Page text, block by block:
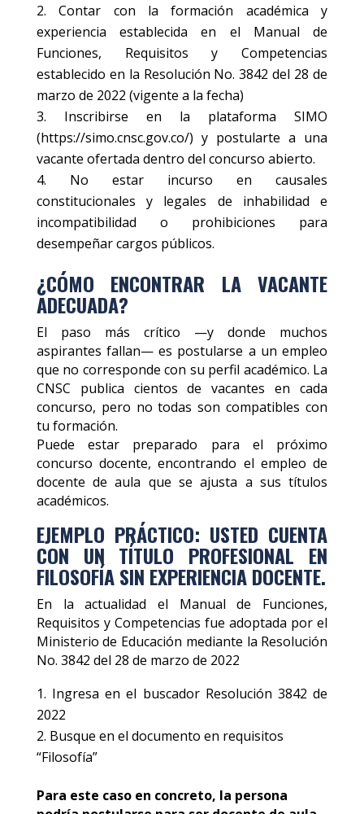
Contar con la formación académica y
experiencia establecida en el Manual de
Funciones, Requisitos y Competencias
establecido en la Resolución No. 3842 del 28 de
marzo de 2022 (vigente a la fecha)
Inscribirse en la plataforma SIMO
(https://simo.cnsc.gov.co/) y postularte a una
vacante ofertada dentro del concurso abierto.
No estar incurso en causales
constitucionales y legales de inhabilidad e
incompatibilidad o prohibiciones para
desempeñar cargos públicos.
¿CÓMO ENCONTRAR LA VACANTE
ADECUADA?
El paso más crítico —y donde muchos
aspirantes fallan— es postularse a un empleo
que no corresponde con su perfil académico. La
CNSC publica cientos de vacantes en cada
concurso, pero no todas son compatibles con
tu formación.
Puede estar preparado para el próximo
concurso docente, encontrando el empleo de
docente de aula que se ajusta a sus títulos
académicos.
EJEMPLO PRÁCTICO: USTED CUENTA
CON UN TÍTULO PROFESIONAL EN
FILOSOFÍA SIN EXPERIENCIA DOCENTE.
En la actualidad el Manual de Funciones,
Requisitos y Competencias fue adoptada por el
Ministerio de Educación mediante la Resolución
No. 3842 del 28 de marzo de 2022
Ingresa en el buscador Resolución 3842 de
2022
Busque en el documento en requisitos
“Filosofía”
Para este caso en concreto, la persona